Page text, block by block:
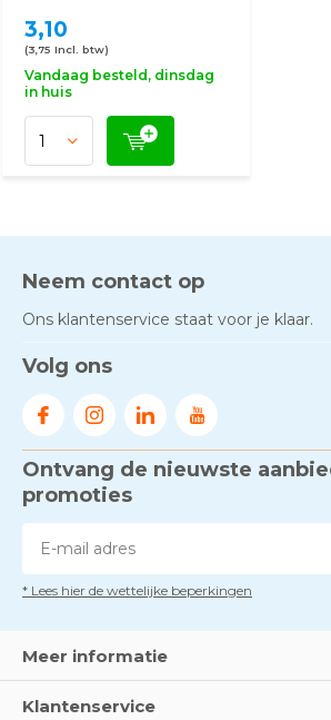
3,10
(3,75 Incl. btw)
Vandaag besteld, dinsdag
in huis
Neem contact op
Ons klantenservice staat voor je klaar.
Volg ons
Ontvang de nieuwste
promoties
* Lees hier de wettelijke beperkingen
Meer informatie
Klantenservice